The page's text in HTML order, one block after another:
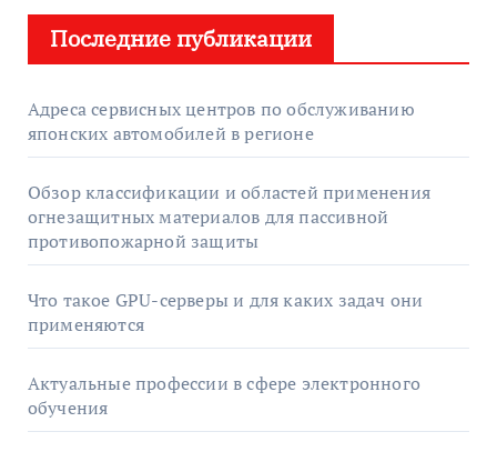
Последние публикации
Адреса сервисных центров по обслуживанию
японских автомобилей в регионе
Обзор классификации и областей применения
огнезащитных материалов для пассивной
противопожарной защиты
Что такое GPU-серверы и для каких задач они
применяются
Актуальные профессии в сфере электронного
обучения